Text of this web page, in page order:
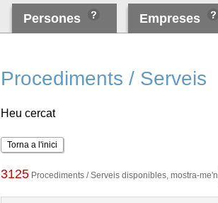
Persones Empreses
Procediments / Serveis
Heu cercat
Torna a l'inici
3125 Procediments / Serveis disponibles, mostra-me'n